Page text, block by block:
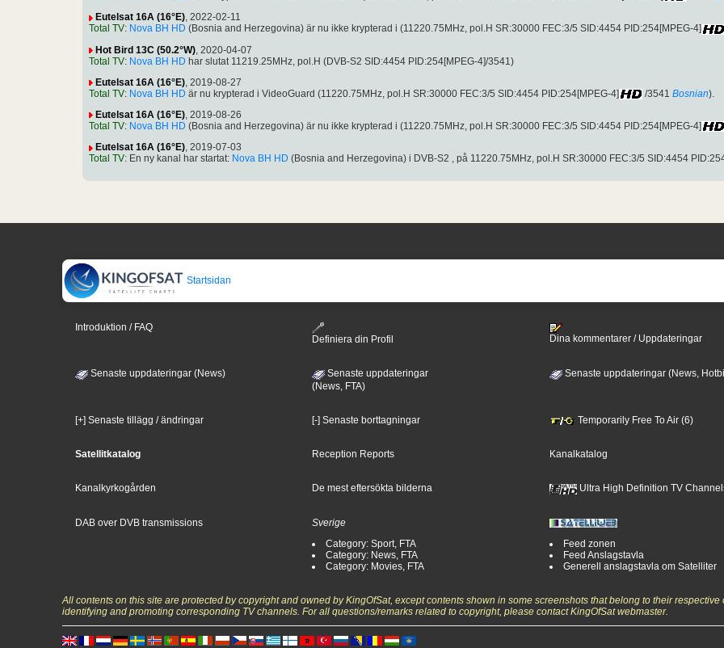
Eutelsat 16A (16°E), 2022-02-11
Total TV: Nova BH HD (Bosnia and Herzegovina) är nu ikke krypterad i (11220.75MHz, pol.H SR:30000 FEC:3/5 SID:4454 PID:254[MPEG-4]
Hot Bird 13C (50.2°W) , 2020-04-07
Total TV: Nova BH HD har slutat 11219.25MHz, pol.H (DVB-S2 SID:4454 PID:254[MPEG-4]/3541)
Eutelsat 16A (16°E) , 2019-08-27
Total TV: Nova BH HD är nu krypterad i VideoGuard (11220.75MHz, pol.H SR:30000 FEC:3/5 SID:4454 PID:254[MPEG-4] /3541 Bosnian).
Eutelsat 16A (16°E), 2019-08-26
Total TV: Nova BH HD (Bosnia and Herzegovina) är nu ikke krypterad i (11220.75MHz, pol.H SR:30000 FEC:3/5 SID:4454 PID:254[MPEG-4]
Eutelsat 16A (16°E), 2019-07-03
Total TV: En ny kanal har startat: Nova BH HD (Bosnia and Herzegovina) i DVB-S2 , på 11220.75MHz, pol.H SR:30000 FEC:3/5 SID:4454
Startsidan
Introduktion / FAQ
Definiera din Profil
Dina kommentarer / Uppdateringar
Senaste uppdateringar (News)
Senaste uppdateringar
(News, FTA)
Senaste uppdateringar (News,
[+] Senaste tillägg / ändringar [-] Senaste borttagningar Temporarily Free To Air (6)
Satellitkatalog Reception Reports Kanalkatalog
Kanalkyrkogården De mest eftersökta bilderna Ultra High Definition TV
DAB over DVB transmissions
Sverige
Category: Sport, FTA
Category: News, FTA
Category: Movies, FTA
Feed zonen
Feed Anslagstavla
Generell anslagstavla om Satelliter
All contents on this site are protected by copyright and owned by KingOfSat, except contents shown in some screenshots that belong to their
identifying and promoting corresponding TV channels. For all questions/remarks related to copyright, please contact KingOfSat webmaster.